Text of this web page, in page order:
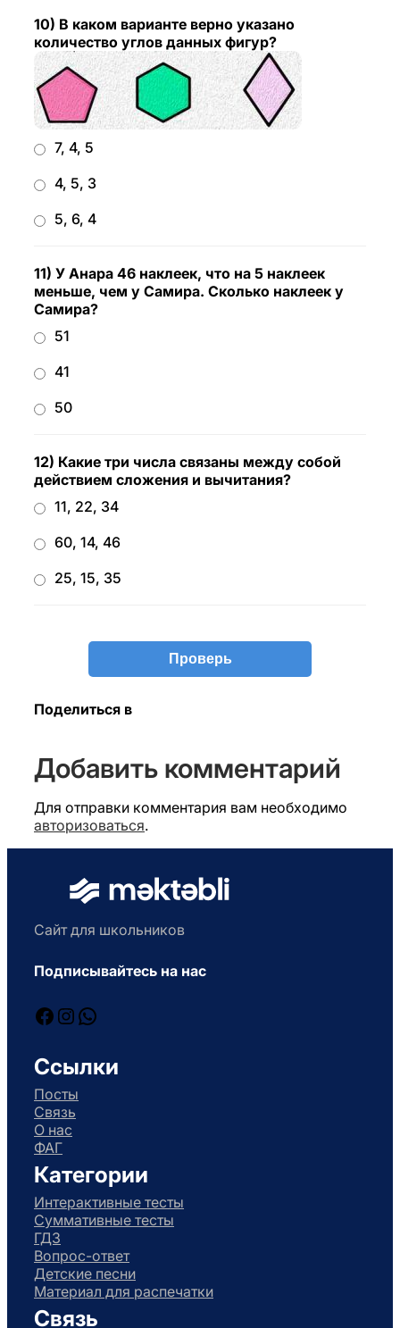
10) В каком варианте верно указано
количество углов данных фигур?
7, 4, 5
4, 5, 3
5, 6, 4
11) У Анара 46 наклеек, что на 5 наклеек
меньше, чем у Самира. Сколько наклеек у
Самира?
51
41
50
12) Какие три числа связаны между собой
действием сложения и вычитания?
11, 22, 34
60, 14, 46
25, 15, 35
Поделиться в
Добавить комментарий
Для отправки комментария вам необходимо
авторизоваться.
Сайт для школьников
Подписывайтесь на нас
Facebook
Instagram
WhatsApp
Ссылки
Посты
Связь
О нас
ФАГ
Категории
Интерактивные тесты
Суммативные тесты
ГДЗ
Вопрос-ответ
Детские песни
Материал для распечатки
Связь